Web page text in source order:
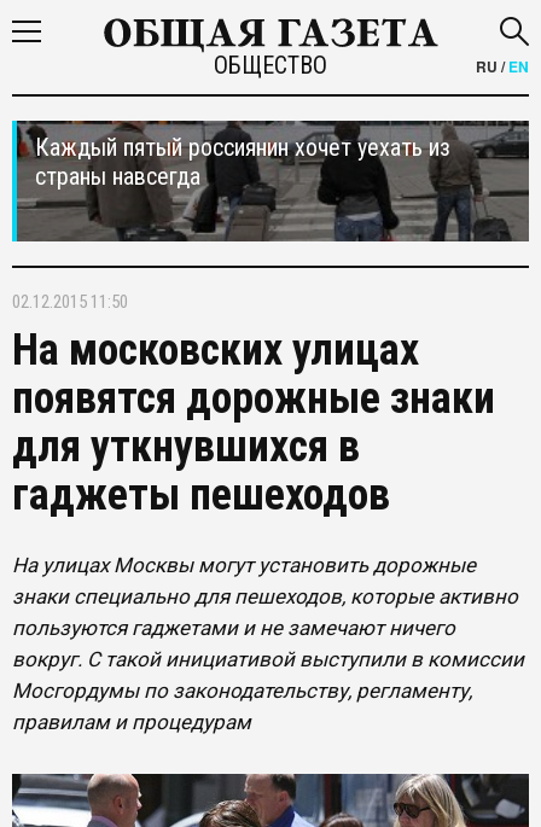
ОБЩЕСТВО RU /EN
Каждый пятый россиянин хочет уехать из
страны навсегда
02.12.2015 11:50
На московских улицах
появятся дорожные знаки
для уткнувшихся в
гаджеты пешеходов
На улицах Москвы могут установить дорожные
знаки специально для пешеходов, которые активно
пользуются гаджетами и не замечают ничего
вокруг. С такой инициативой выступили в комиссии
Мосгордумы по законодательству, регламенту,
правилам и процедурам